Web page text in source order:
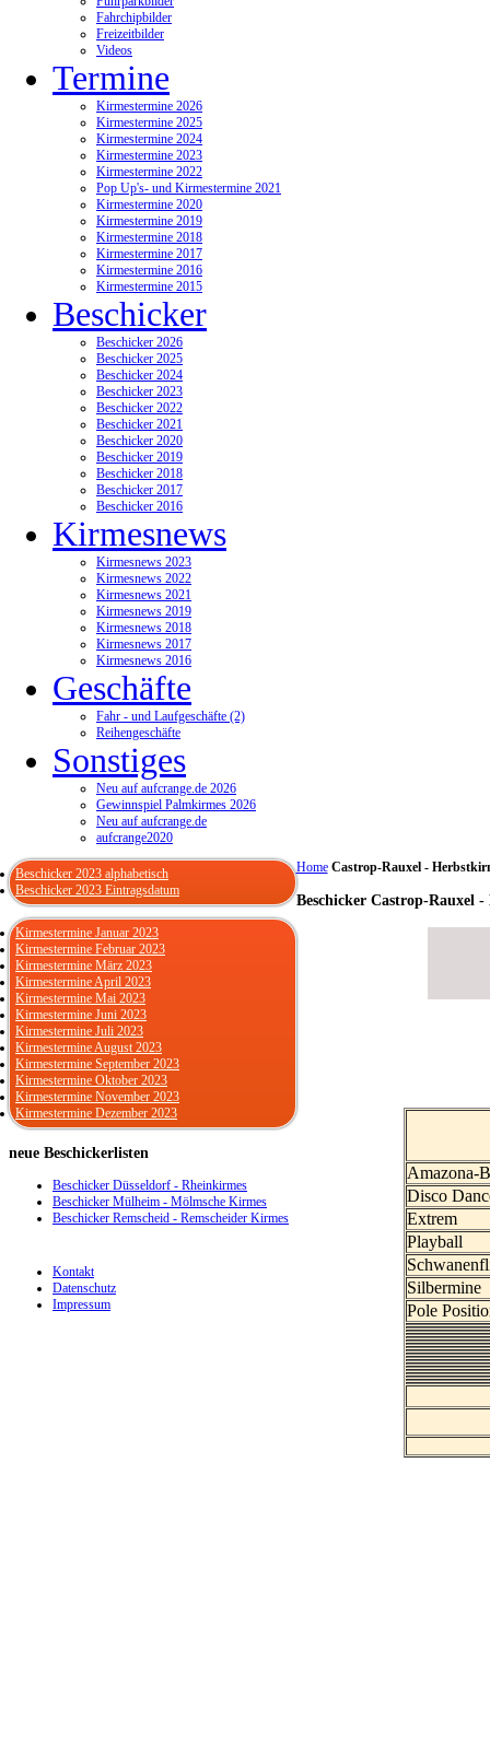
Fahrchipbilder
Freizeitbilder
Videos
Termine
Kirmestermine 2026
Kirmestermine 2025
Kirmestermine 2024
Kirmestermine 2023
Kirmestermine 2022
Pop Up's- und Kirmestermine 2021
Kirmestermine 2020
Kirmestermine 2019
Kirmestermine 2018
Kirmestermine 2017
Kirmestermine 2016
Kirmestermine 2015
Beschicker
Beschicker 2026
Beschicker 2025
Beschicker 2024
Beschicker 2023
Beschicker 2022
Beschicker 2021
Beschicker 2020
Beschicker 2019
Beschicker 2018
Beschicker 2017
Beschicker 2016
Kirmesnews
Kirmesnews 2023
Kirmesnews 2022
Kirmesnews 2021
Kirmesnews 2019
Kirmesnews 2018
Kirmesnews 2017
Kirmesnews 2016
Geschäfte
Fahr - und Laufgeschäfte (2)
Reihengeschäfte
Sonstiges
Neu auf aufcrange.de 2026
Gewinnspiel Palmkirmes 2026
Neu auf aufcrange.de
aufcrange2020
HomeCastrop-Rauxel -
Beschicker Castrop-Rauxel
Amazona-
Disco
Extrem
Playball
Silbermine
Pole
Beschicker 2023 alphabetisch
Beschicker 2023 Eintragsdatum
Kirmestermine Januar 2023
Kirmestermine Februar 2023
Kirmestermine März 2023
Kirmestermine April 2023
Kirmestermine Mai 2023
Kirmestermine Juni 2023
Kirmestermine Juli 2023
Kirmestermine August 2023
Kirmestermine September 2023
Kirmestermine Oktober 2023
Kirmestermine November 2023
Kirmestermine Dezember 2023
neue Beschickerlisten
Beschicker Düsseldorf - Rheinkirmes
Beschicker Mülheim - Mölmsche Kirmes
Beschicker Remscheid - Remscheider Kirmes
Kontakt
Datenschutz
Impressum